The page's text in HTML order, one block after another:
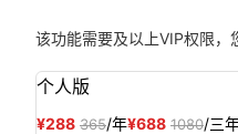
该功能需要及以上VIP权限，
个人版
¥288 365/年¥688 1080/三